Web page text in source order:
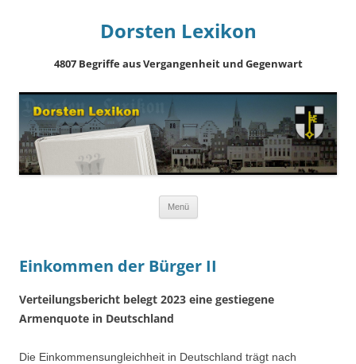
Dorsten Lexikon
4807 Begriffe aus Vergangenheit und Gegenwart
Menü
Einkommen der Bürger II
Verteilungsbericht belegt 2023 eine gestiegene
Armenquote in Deutschland
Die Einkommensungleichheit in Deutschland trägt nach